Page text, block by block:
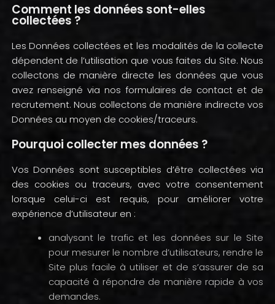
Comment les données sont-elles
collectées ?
Les Données collectées et les modalités de la collecte
dépendent de l’utilisation que vous faites du Site. Nous
collectons de manière directe les données que vous
avez renseigné via nos formulaires de contact et de
recrutement. Nous collectons de manière indirecte vos
Données au moyen de cookies/traceurs.
Pourquoi collecter mes données ?
Vos Données sont susceptibles d’être collectées via
des cookies ou traceurs, avec votre consentement
lorsque celui-ci est requis, pour améliorer votre
expérience d’utilisateur en :
analysant le trafic et les données sur le Site
pour mesurer le nombre d’utilisateurs, rendre le
Site plus facile à utiliser et de s’assurer de sa
capacité à répondre de manière rapide à vos
demandes.